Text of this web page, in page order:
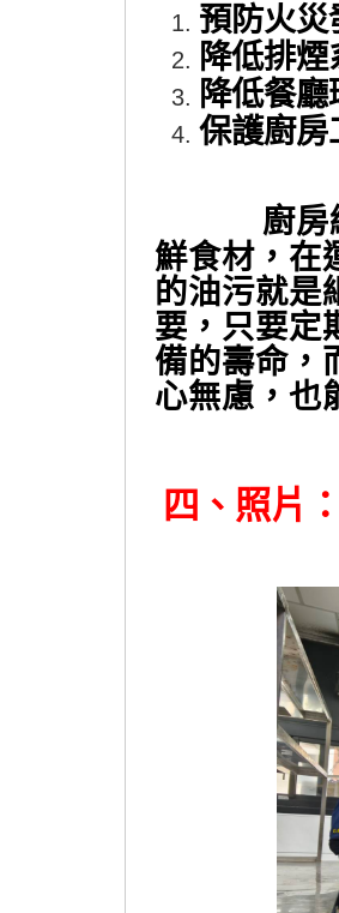
預防火災
降低排
降低餐
保護廚房
廚房
鮮食材，在
的油污就是
要，只要定
備的壽命，
心無慮，也
四、照片